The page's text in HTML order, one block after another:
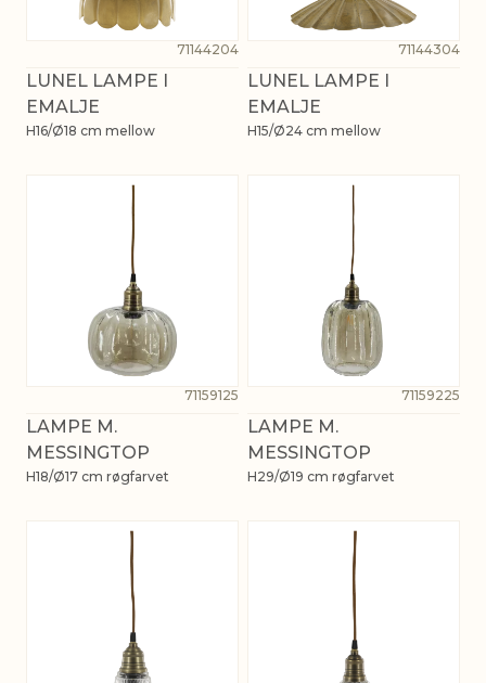
71144204
LUNEL LAMPE I
EMALJE
H16/Ø18 cm mellow
71144304
LUNEL LAMPE I
EMALJE
H15/Ø24 cm mellow
71159125
LAMPE M.
MESSINGTOP
H18/Ø17 cm røgfarvet
71159225
LAMPE M.
MESSINGTOP
H29/Ø19 cm røgfarvet